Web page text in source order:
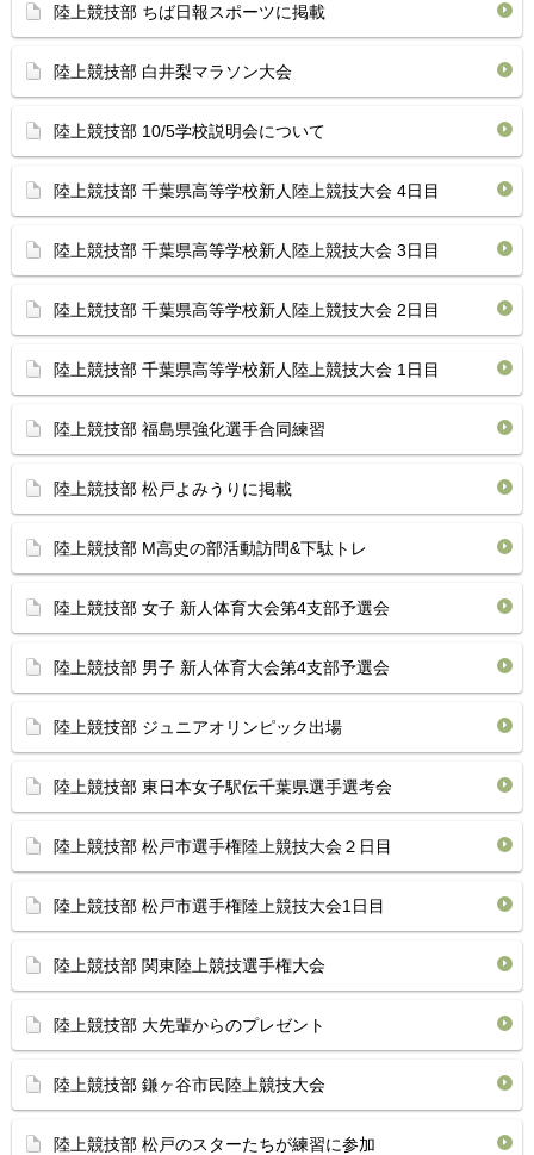
陸上競技部 ちば日報スポーツに掲載
陸上競技部 白井梨マラソン大会
陸上競技部 10/5学校説明会について
陸上競技部 千葉県高等学校新人陸上競技大会 4日目
陸上競技部 千葉県高等学校新人陸上競技大会 3日目
陸上競技部 千葉県高等学校新人陸上競技大会 2日目
陸上競技部 千葉県高等学校新人陸上競技大会 1日目
陸上競技部 福島県強化選手合同練習
陸上競技部 松戸よみうりに掲載
陸上競技部 M高史の部活動訪問&下駄トレ
陸上競技部 女子 新人体育大会第4支部予選会
陸上競技部 男子 新人体育大会第4支部予選会
陸上競技部 ジュニアオリンピック出場
陸上競技部 東日本女子駅伝千葉県選手選考会
陸上競技部 松戸市選手権陸上競技大会２日目
陸上競技部 松戸市選手権陸上競技大会1日目
陸上競技部 関東陸上競技選手権大会
陸上競技部 大先輩からのプレゼント
陸上競技部 鎌ヶ谷市民陸上競技大会
陸上競技部 松戸のスターたちが練習に参加